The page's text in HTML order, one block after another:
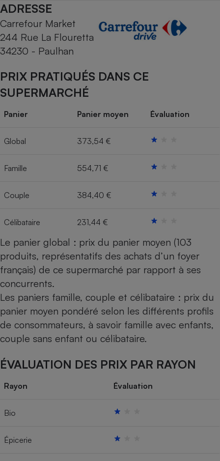
ADRESSE
Carrefour Market
244 Rue La Flouretta
34230 - Paulhan
PRIX PRATIQUÉS DANS CE
SUPERMARCHÉ
Panier Panier moyen Évaluation
Global 373,54 €
Famille 554,71 €
Couple 384,40 €
Célibataire 231,44 €
Le panier global : prix du panier moyen (103
produits, représentatifs des achats d’un foyer
français) de ce supermarché par rapport à ses
concurrents.
Les paniers famille, couple et célibataire : prix du
panier moyen pondéré selon les différents profils
de consommateurs, à savoir famille avec enfants,
couple sans enfant ou célibataire.
ÉVALUATION DES PRIX PAR RAYON
Rayon Évaluation
Bio
Épicerie
Cafetière à expressos
Robot ménager